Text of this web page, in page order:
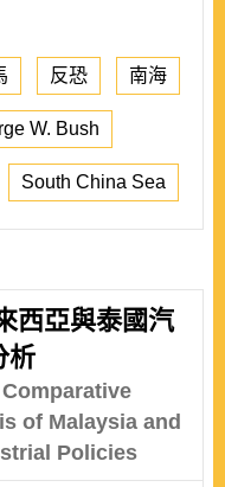
反恐 南海
W. Bush
South China Sea
西亞與泰國汽
析
of Malaysia and
Policies